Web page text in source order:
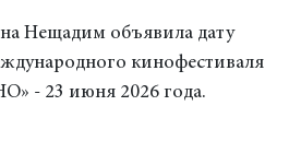
Нещадим объявила дату
кинофестиваля
- 23 июня 2026 года.